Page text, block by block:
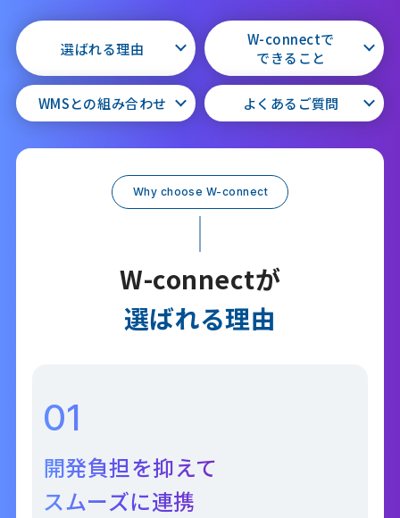
選ばれる理由
W-connectで
できること
WMSとの組み合わせ よくあるご質問
Why choose W-connect
W-connectが
選ばれる理由
01
開発負担を抑えて
スムーズに連携